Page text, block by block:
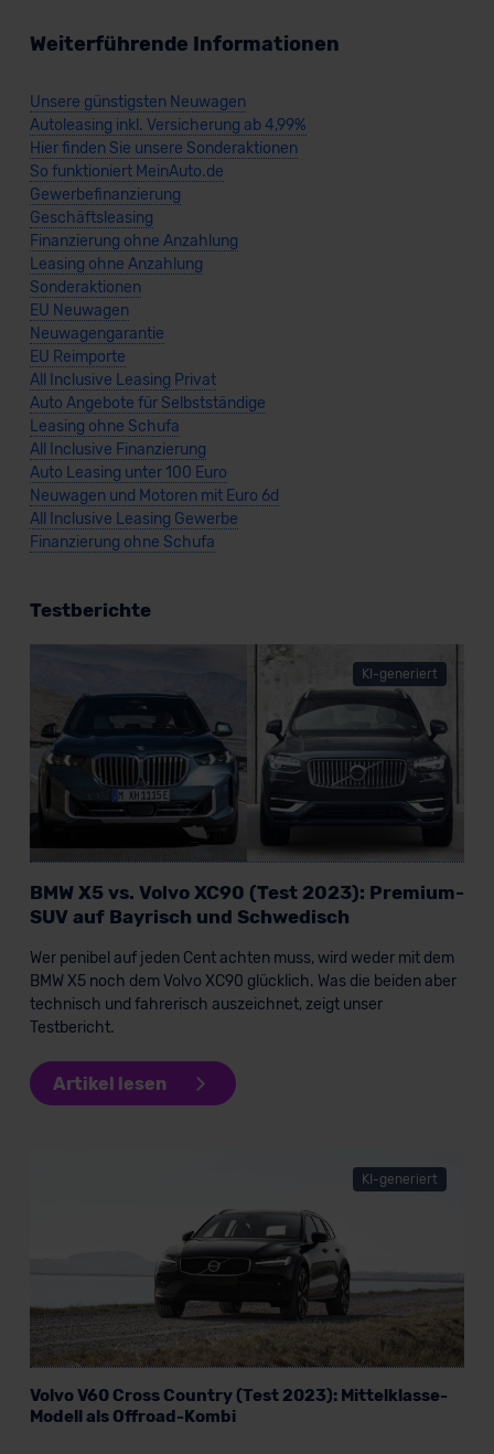
Weiterführende Informationen
Unsere günstigsten Neuwagen
Autoleasing inkl. Versicherung ab 4,99%
Hier finden Sie unsere Sonderaktionen
So funktioniert MeinAuto.de
Gewerbefinanzierung
Geschäftsleasing
Finanzierung ohne Anzahlung
Leasing ohne Anzahlung
Sonderaktionen
EU Neuwagen
Neuwagengarantie
EU Reimporte
All Inclusive Leasing Privat
Auto Angebote für Selbstständige
Leasing ohne Schufa
All Inclusive Finanzierung
Auto Leasing unter 100 Euro
Neuwagen und Motoren mit Euro 6d
All Inclusive Leasing Gewerbe
Finanzierung ohne Schufa
Testberichte
KI-generiert
BMW X5 vs. Volvo XC90 (Test 2023): Premium-
SUV auf Bayrisch und Schwedisch
Wer penibel auf jeden Cent achten muss, wird weder mit dem
BMW X5 noch dem Volvo XC90 glücklich. Was die beiden aber
technisch und fahrerisch auszeichnet, zeigt unser
Testbericht.
Artikel lesen
KI-generiert
Volvo V60 Cross Country (Test 2023): Mittelklasse-
Modell als Offroad-Kombi